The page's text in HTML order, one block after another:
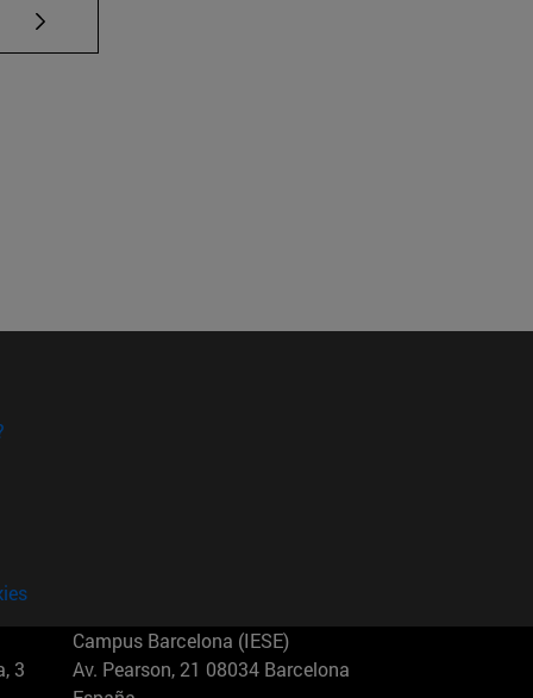
TAB para desplazarse.
3
Campus Barcelona (IESE)
Av. Pearson, 21 08034 Barcelona